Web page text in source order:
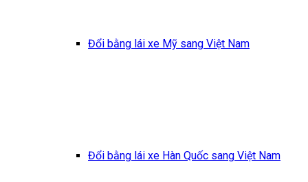
Đổi bằng lái xe Mỹ sang Việt Nam
Đổi bằng lái xe Hàn Quốc sang Việt Nam